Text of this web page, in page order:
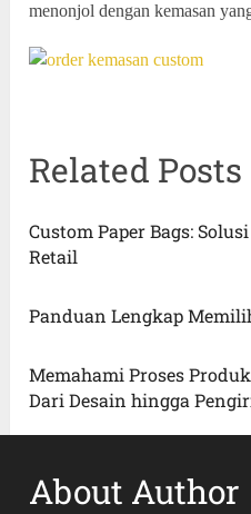
menonjol dengan kemasan
Related Posts
Custom Paper Bags:
Retail
Panduan Lengkap
Memahami Proses
Dari Desain hingga
About Author